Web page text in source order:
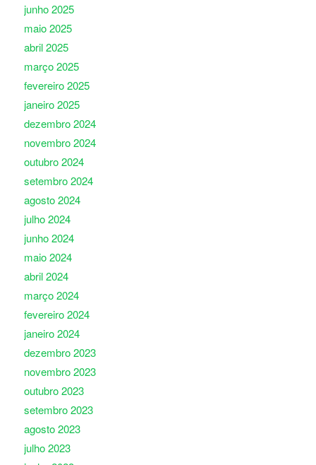
junho 2025
maio 2025
abril 2025
março 2025
fevereiro 2025
janeiro 2025
dezembro 2024
novembro 2024
outubro 2024
setembro 2024
agosto 2024
julho 2024
junho 2024
maio 2024
abril 2024
março 2024
fevereiro 2024
janeiro 2024
dezembro 2023
novembro 2023
outubro 2023
setembro 2023
agosto 2023
julho 2023